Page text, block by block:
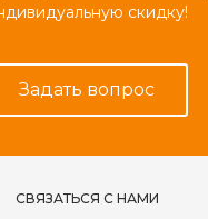
скидку!
Задать вопрос
СВЯЗАТЬСЯ С НАМИ